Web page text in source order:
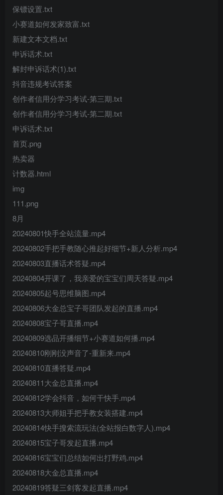
保镖设置.txt
小赛道如何发家致富.txt
新建文本文档.txt
申诉话术.txt
解封申诉话术(1).txt
抖音违规考试答案
创作者信用分学习考试-第三期.txt
创作者信用分学习考试-第二期.txt
申诉话术.txt
首页.png
热卖器
计数器.html
img
111.png
8月
20240801快手全站流量.mp4
20240802手把手教随心推起好细节+新人分析.mp4
20240803直播话术答疑.mp4
20240804开课了，我亲爱的宝宝们周天答疑.mp4
20240805起号思维脑图.mp4
20240806大金总宝子哥团队发起的直播.mp4
20240808宝子哥直播.mp4
20240809选品开播细节+小赛道如何播.mp4
20240810刚刚没声音了-重新来.mp4
20240810直播答疑.mp4
20240811大金总直播.mp4
20240812学会抖音，如何干快手.mp4
20240813大师姐手把手教女装搭建.mp4
20240814快手搜索流玩法(全站报白数字人).mp4
20240815宝子哥发起直播.mp4
20240816宝宝们总结如何出打野鸡.mp4
20240818大金总直播.mp4
20240819答疑三剑客发起直播.mp4